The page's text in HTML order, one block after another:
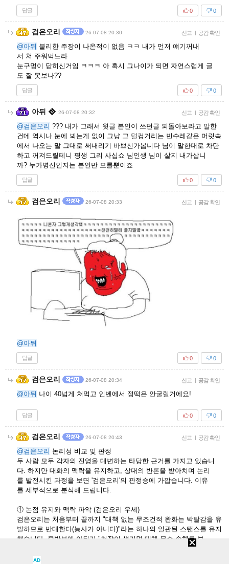
답글 0
0
검은오리 26-07-08 20:30 신고 | 공감 확인
@아뒤 불리한 주장이 나온적이 없음 ㅋㅋ 내가 먼저 얘기꺼내
서 쳐 주워먹느라
눈구멍이 닫히신거임 ㅋㅋㅋ 아 혹시 그나이가 되면 자연스럽게 글
도 잘 못보나??
답글 0
0
아뒤 26-07-08 20:32 신고 | 공감 확인
@검은오리 ??? 내가 그래서 윗글 본인이 쓰던글 되돌아보라고 말한
건데 역시나 눈에 뵈는게 없이 그냥 그 덜컹거리는 빈수레같은 머릿속
에서 나오는 말 그대로 써내리기 바쁘신가봅니다 님이 말한대로 차단
하고 꺼져드릴테니 평생 그리 사십쇼 님인생 님이 살지 내가삽니
까? 누가병신인지는 본인만 모를뿐이죠
답글 0
0
검은오리 26-07-08 20:33 신고 | 공감 확인
@아뒤
답글 0
0
검은오리 26-07-08 20:34 신고 | 공감 확인
@아뒤 나이 40넘게 쳐먹고 인벤에서 정떡은 안굴릴거에요!
답글 0
0
검은오리 26-07-08 20:43 신고 | 공감 확인
@검은오리 논리성 비교 및 판정
두 사람 모두 각자의 진영을 대변하는 타당한 근거를 가지고 있습니
다. 하지만 대화의 맥락을 유지하고, 상대의 반론을 받아치며 논리
를 발전시킨 과정을 보면 '검은오리'의 판정승에 가깝습니다. 이유
를 세부적으로 분석해 드립니다.
① 논점 유지와 맥락 파악 (검은오리 우세)
검은오리는 처음부터 끝까지 "대책 없는 무조건적 완화는 박탈감을 유
발하므로 반대한다(능사가 아니다)"라는 하나의 일관된 스탠스를 유지
했습니다. 중반부에 아뒤가 "천장이 생기면 대체 무슨 손해를 보
냐"고 다그치자, 과거 '물약 완화 보상안(칭호)' 사례를 들며 "반발을 무
마할 대안책이 동반되는 완화여야지, 무작정 완화는 안 된다"라며 구
AD